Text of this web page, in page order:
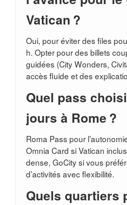
Vatican ?
Oui, pour éviter des files
h. Opter pour des billets
guidées (City Wonders,
accès fluide et des
Quel pass
jours à Rome ?
Roma Pass pour
Omnia Card si Vatican
dense, GoCity si vous
d’activités avec flexibilité.
Quels quartiers